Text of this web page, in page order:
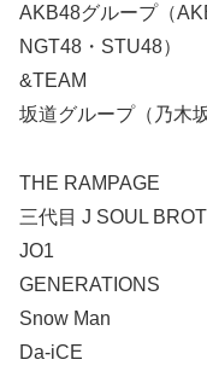
AKB48グループ（
NGT48・STU48）
&TEAM
坂道グループ（乃木
THE RAMPAGE
三代目 J SOUL
JO1
GENERATIONS
Snow Man
Da-iCE